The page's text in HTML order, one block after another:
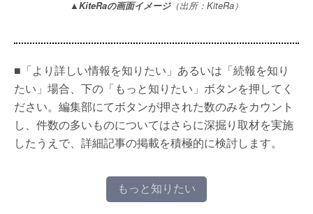
▲KiteRaの画面イメージ（出所：KiteRa）
■「より詳しい情報を知りたい」あるいは「続報を知り
たい」場合、下の「もっと知りたい」ボタンを押してく
ださい。編集部にてボタンが押された数のみをカウント
し、件数の多いものについてはさらに深掘り取材を実施
したうえで、詳細記事の掲載を積極的に検討します。
もっと知りたい